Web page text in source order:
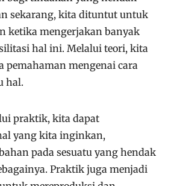
sekarang, kita dituntut untuk
ketika mengerjakan banyak
hal ini. Melalui teori, kita
pemahaman mengenai cara
hal.
praktik, kita dapat
yang kita inginkan,
pada sesuatu yang hendak
Praktik juga menjadi